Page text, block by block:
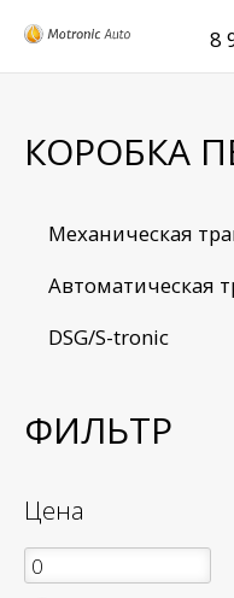
8
КОРОБКА
Механическая
Автоматическая
DSG/S-tronic
ФИЛЬТР
Цена